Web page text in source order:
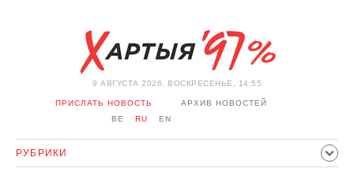
9 АВГУСТА 2026, ВОСКРЕСЕНЬЕ, 14:55
ПРИСЛАТЬ НОВОСТЬ
АРХИВ НОВОСТЕЙ
BE
RU EN
РУБРИКИ